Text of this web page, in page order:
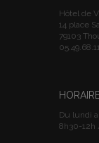
Hôtel de
14 place
79103
Du lundi
8h30-12h